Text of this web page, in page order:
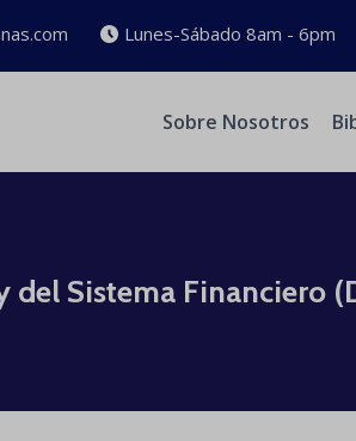
Lunes-Sábado 8am - 6pm
Sobre Nosotros
del Sistema Financiero